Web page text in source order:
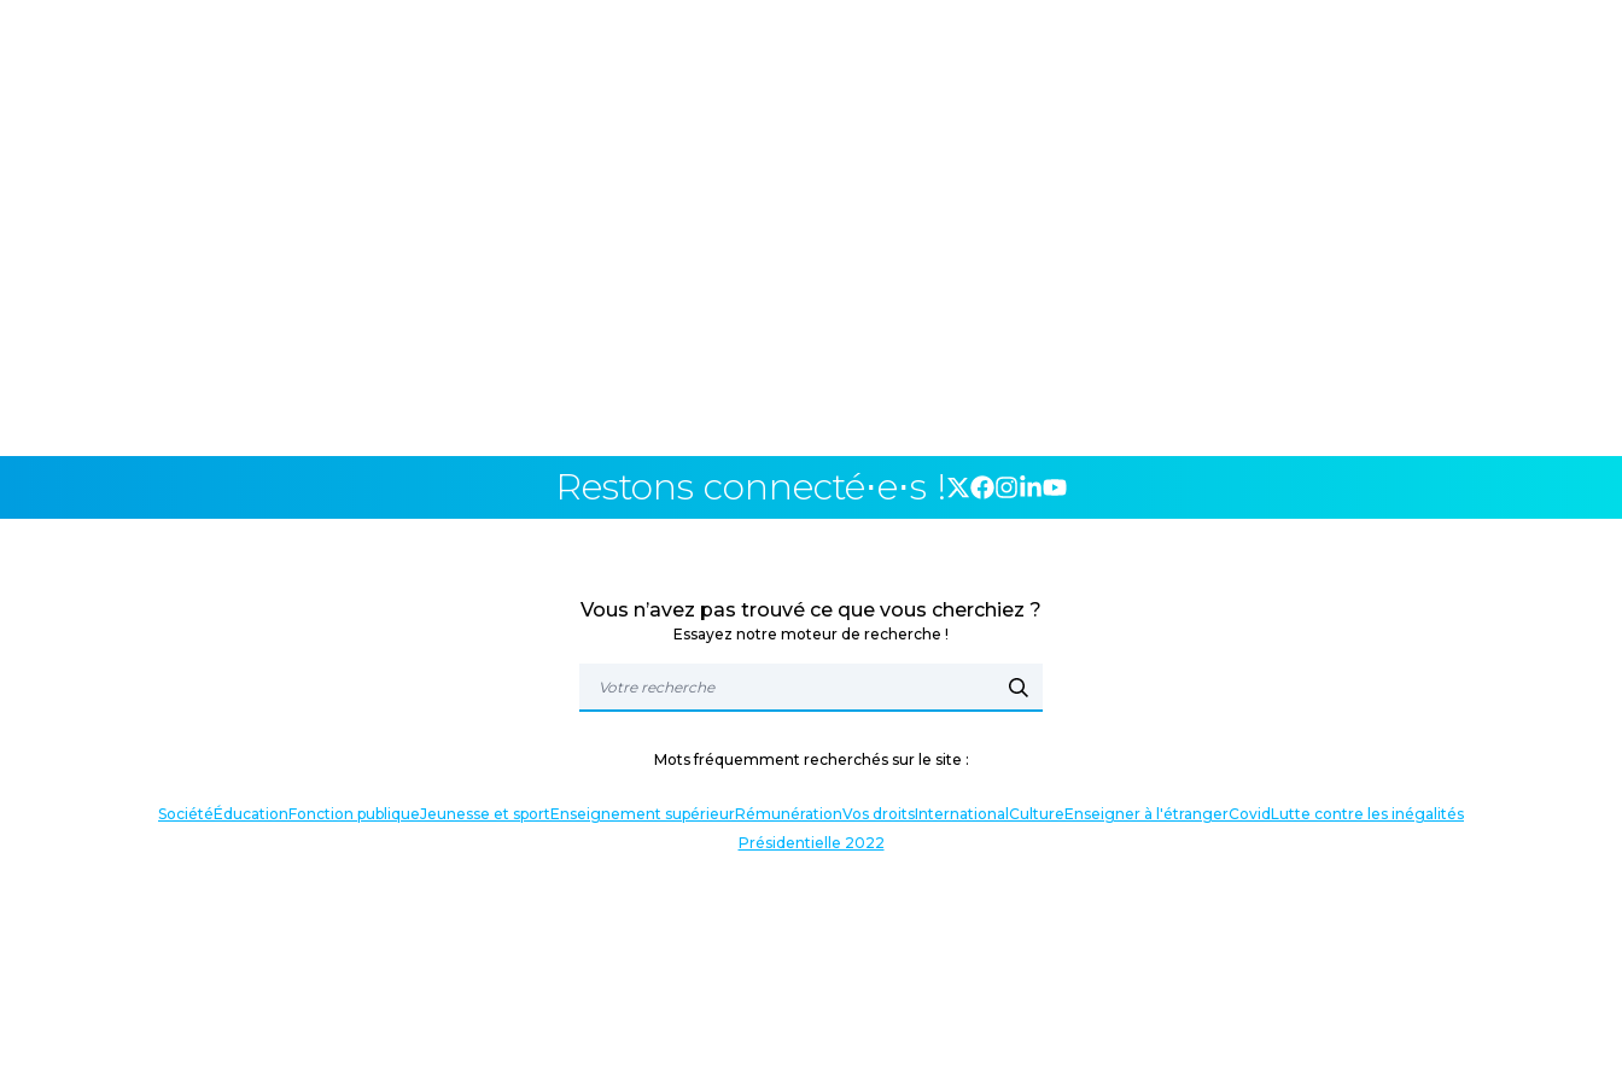
Restons connecté⋅e⋅s !
Vous n’avez pas trouvé ce que vous cherchiez ?
Essayez notre moteur de recherche !
Mots fréquemment recherchés sur le site :
SociétéÉducationFonction publiqueJeunesse et sportEnseignement supérieurRémunérationVos droitsInternational CultureEnseigner à l'étrangerCovidLutte contre les inégalités
Présidentielle 2022